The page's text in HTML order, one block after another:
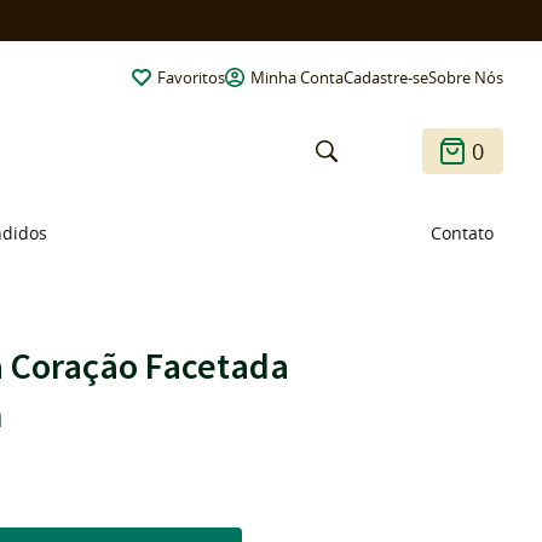
Favoritos Minha ContaCadastre-seSobre Nós
0
Contato
Facetada